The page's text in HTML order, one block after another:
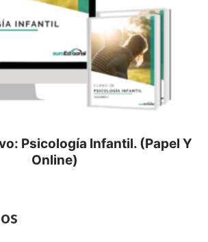
Psicología Infantil. (Papel Y
Online)